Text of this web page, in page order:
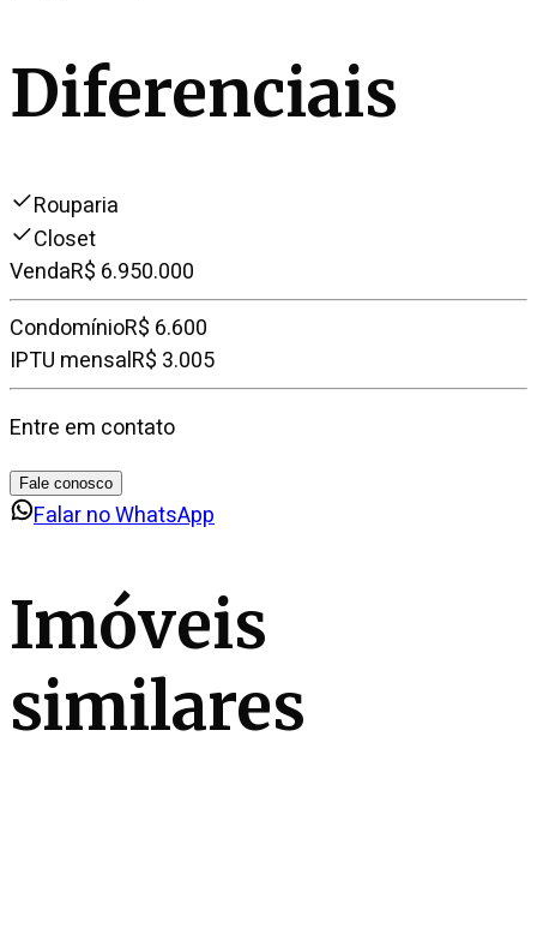
Diferenciais
Rouparia
Closet
VendaR$ 6.950.000
CondomínioR$ 6.600
IPTU mensalR$ 3.005
Entre em contato
Fale conosco
Falar no WhatsApp
Imóveis
similares